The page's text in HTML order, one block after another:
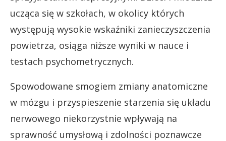
ucząca się w szkołach, w okolicy których
występują wysokie wskaźniki zanieczyszczenia
powietrza, osiąga niższe wyniki w nauce i
testach psychometrycznych.
Spowodowane smogiem zmiany anatomiczne
w mózgu i przyspieszenie starzenia się układu
nerwowego niekorzystnie wpływają na
sprawność umysłową i zdolności poznawcze